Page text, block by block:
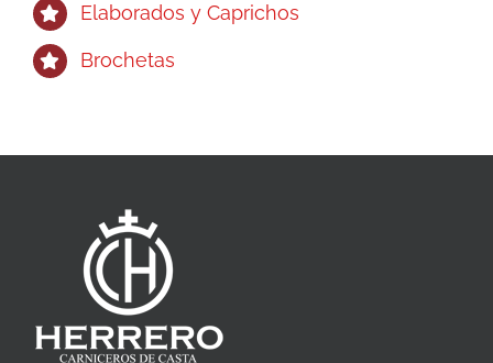
Elaborados y Caprichos
Brochetas